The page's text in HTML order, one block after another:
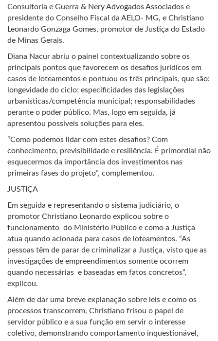
Consultoria e Guerra & Nery Advogados Associados e
presidente do Conselho Fiscal da AELO- MG, e Christiano
Leonardo Gonzaga Gomes, promotor de Justiça do Estado
de Minas Gerais.
Diana Nacur abriu o painel contextualizando sobre os
principais pontos que favorecem os desafios jurídicos em
casos de loteamentos e pontuou os três principais, que são:
longevidade do ciclo; especificidades das legislações
urbanísticas/competência municipal; responsabilidades
perante o poder público. Mas, logo em seguida, já
apresentou possíveis soluções para eles.
“Como podemos lidar com estes desafios? Com
conhecimento, previsibilidade e resiliência. É primordial não
esquecermos da importância dos investimentos nas
primeiras fases do projeto”, complementou.
JUSTIÇA
Em seguida e representando o sistema judiciário, o
promotor Christiano Leonardo explicou sobre o
funcionamento do Ministério Público e como a Justiça
atua quando acionada para casos de loteamentos. “As
pessoas têm de parar de criminalizar a Justiça, visto que as
investigações de empreendimentos somente ocorrem
quando necessárias e baseadas em fatos concretos”,
explicou.
Além de dar uma breve explanação sobre leis e como os
processos transcorrem, Christiano frisou o papel de
servidor público e a sua função em servir o interesse
coletivo, demonstrando comportamento inquestionável,